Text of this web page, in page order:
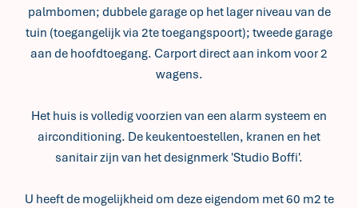
palmbomen; dubbele garage op het lager niveau van de
tuin (toegangelijk via 2te toegangspoort); tweede garage
aan de hoofdtoegang. Carport direct aan inkom voor 2
wagens.
Het huis is volledig voorzien van een alarm systeem en
airconditioning. De keukentoestellen, kranen en het
sanitair zijn van het designmerk 'Studio Boffi'.
U heeft de mogelijkheid om deze eigendom met 60 m2 te